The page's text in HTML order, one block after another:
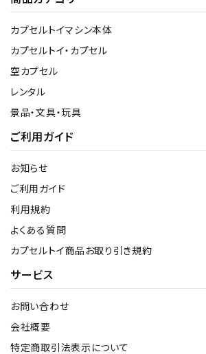
カプセルトイマシン本体
カプセルトイ・カプセル
空カプセル
レンタル
景品・文具・玩具
ご利用ガイド
お知らせ
ご利用ガイド
利用規約
よくある質問
カプセルトイ商品お取り引き規約
サービス
お問い合わせ
会社概要
特定商取引法表示について